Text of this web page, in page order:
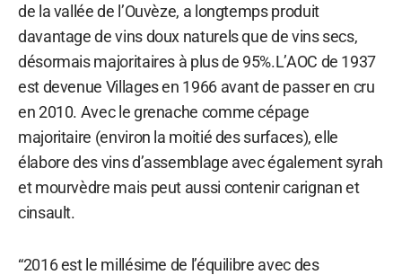
de la vallée de l’Ouvèze, a longtemps produit
davantage de vins doux naturels que de vins secs,
désormais majoritaires à plus de 95%.L’AOC de 1937
est devenue Villages en 1966 avant de passer en cru
en 2010. Avec le grenache comme cépage
majoritaire (environ la moitié des surfaces), elle
élabore des vins d’assemblage avec également syrah
et mourvèdre mais peut aussi contenir carignan et
cinsault.
“2016 est le millésime de l’équilibre avec des